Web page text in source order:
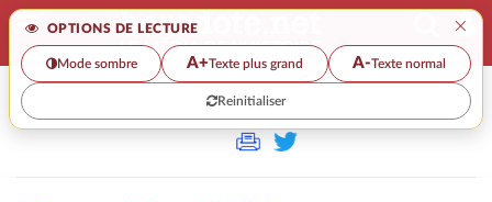
OPTIONS DE LECTURE ×
Mode sombre A+Texte plus grand A-Texte normal
Reinitialiser
>>